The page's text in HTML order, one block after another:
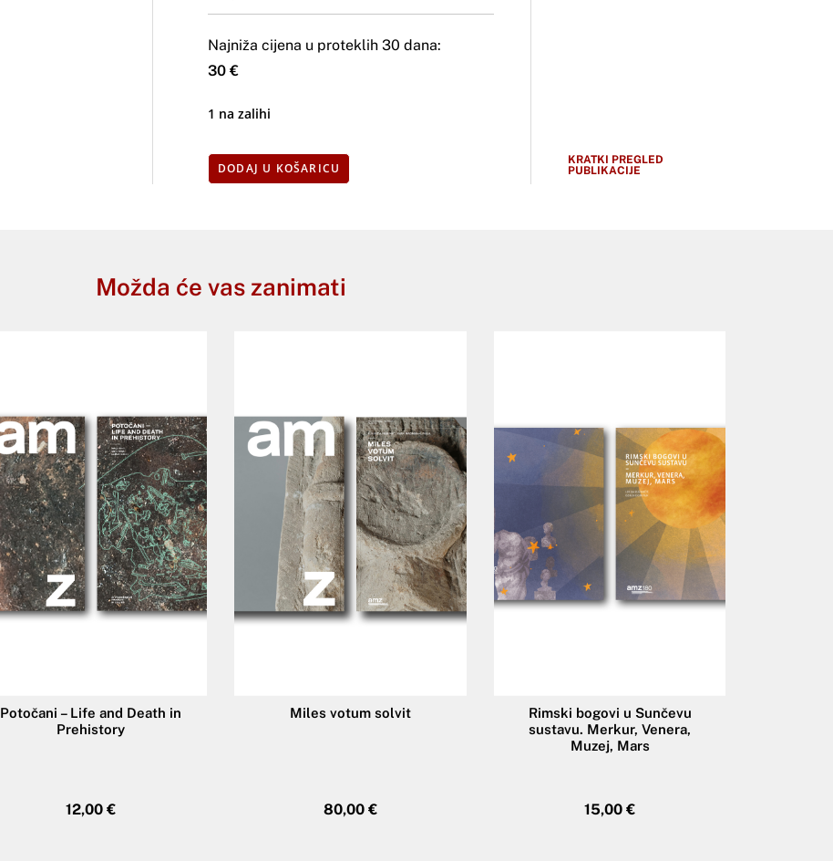
Najniža cijena u proteklih 30 dana:
30 €
1 na zalihi
DODAJ U KOŠARICU
KRATKI PREGLED
PUBLIKACIJE
Možda će vas zanimati
Potočani – Life and Death in
Prehistory
12,00€
Miles votum solvit
80,00 €
Rimski bogovi u Sunčevu
sustavu. Merkur, Venera,
Muzej, Mars
15,00€